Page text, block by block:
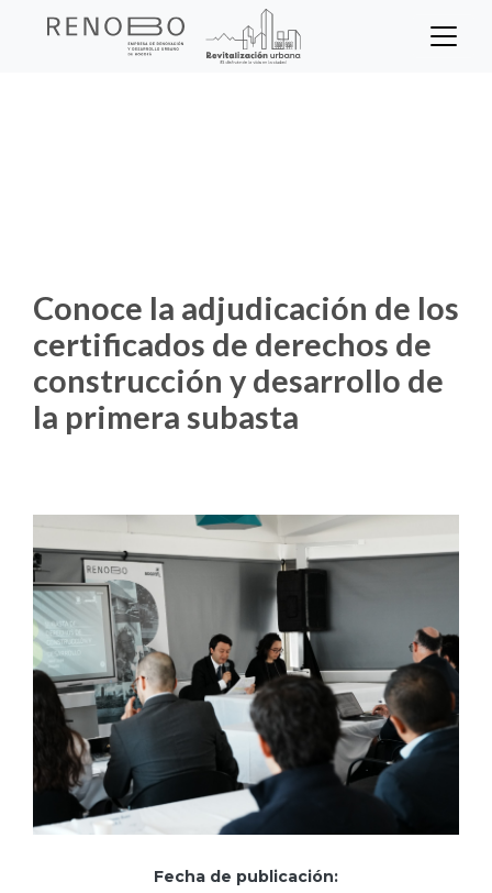
Sitio Web Empresa de
Noticias
Conoce la adjudicación de los
certificados de derechos de
construcción y desarrollo de
la primera subasta
Fecha de publicación: